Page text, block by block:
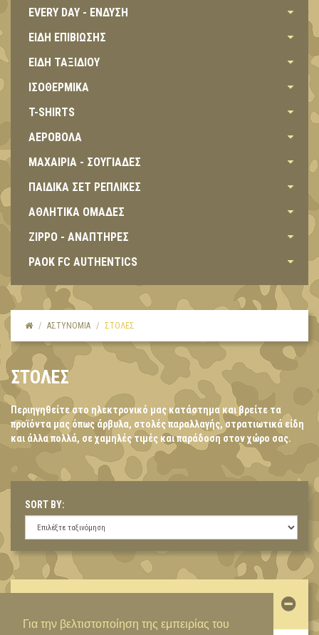
Για την βελτιστοποίηση της εμπειρίας του
EVERY DAY - ΕΝΔΥΣΗ
ΕΙΔΗ ΕΠΙΒΙΩΣΗΣ
ΕΙΔΗ ΤΑΞΙΔΙΟΥ
ΙΣΟΘΕΡΜΙΚΑ
T-SHIRTS
ΑΕΡΟΒΟΛΑ
ΜΑΧΑΙΡΙΑ - ΣΟΥΓΙΑΔΕΣ
ΠΑΙΔΙΚΑ ΣΕΤ ΡΕΠΛΙΚΕΣ
ΑΘΛΗΤΙΚΑ ΟΜΑΔΕΣ
ZIPPO - ΑΝΑΠΤΗΡΕΣ
PAOK FC AUTHENTICS
ΑΣΤΥΝΟΜΙΑ ΣΤΟΛΕΣ
ΣΤΟΛΕΣ
Περιηγηθείτε στο ηλεκτρονικό μας κατάστημα και βρείτε τα
προϊόντα μας όπως άρβυλα, στολές παραλλαγής, στρατιωτικά είδη
και άλλα πολλά, σε χαμηλές τιμές και παράδοση στον χώρο σας.
SORT BY: